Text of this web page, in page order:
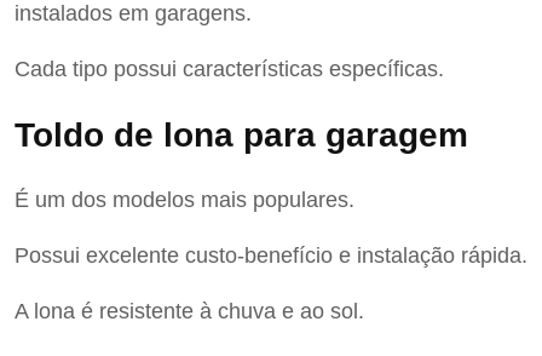
instalados em garagens.
Cada tipo possui características específicas.
Toldo de lona para garagem
É um dos modelos mais populares.
Possui excelente custo-benefício e instalação rápida.
A lona é resistente à chuva e ao sol.